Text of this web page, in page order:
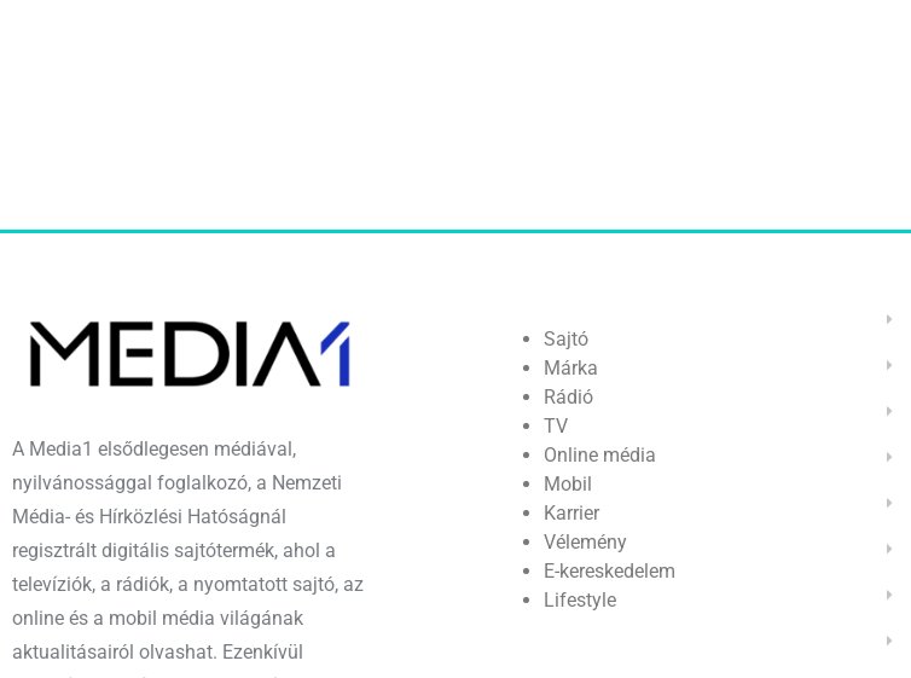
A Media1 elsődlegesen médiával,
nyilvánossággal foglalkozó, a Nemzeti
Média- és Hírközlési Hatóságnál
regisztrált digitális sajtótermék, ahol a
televíziók, a rádiók, a nyomtatott sajtó, az
online és a mobil média világának
aktualitásairól olvashat. Ezenkívül
Sajtó
Márka
Rádió
TV
Online média
Mobil
Karrier
Vélemény
E-kereskedelem
Lifestyle